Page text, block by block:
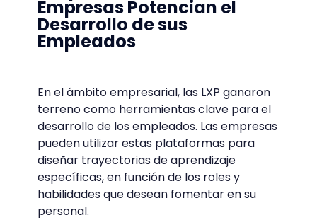
Empresas Potencian el
Desarrollo de sus
Empleados
En el ámbito empresarial, las LXP ganaron
terreno como herramientas clave para el
desarrollo de los empleados. Las empresas
pueden utilizar estas plataformas para
diseñar trayectorias de aprendizaje
específicas, en función de los roles y
habilidades que desean fomentar en su
personal.